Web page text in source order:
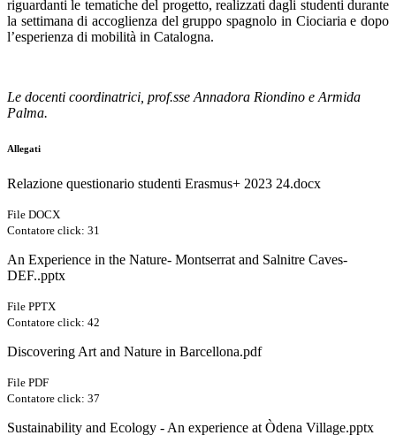
riguardanti le tematiche del progetto, realizzati dagli studenti durante
la settimana di accoglienza del gruppo spagnolo in Ciociaria e dopo
l’esperienza di mobilità in Catalogna.
Le docenti coordinatrici, prof.sse Annadora Riondino e Armida
Palma.
Allegati
Relazione questionario studenti Erasmus+ 2023 24.docx
File DOCX
Contatore click: 31
An Experience in the Nature- Montserrat and Salnitre Caves-
DEF..pptx
File PPTX
Contatore click: 42
Discovering Art and Nature in Barcellona.pdf
File PDF
Contatore click: 37
Sustainability and Ecology - An experience at Òdena Village.pptx